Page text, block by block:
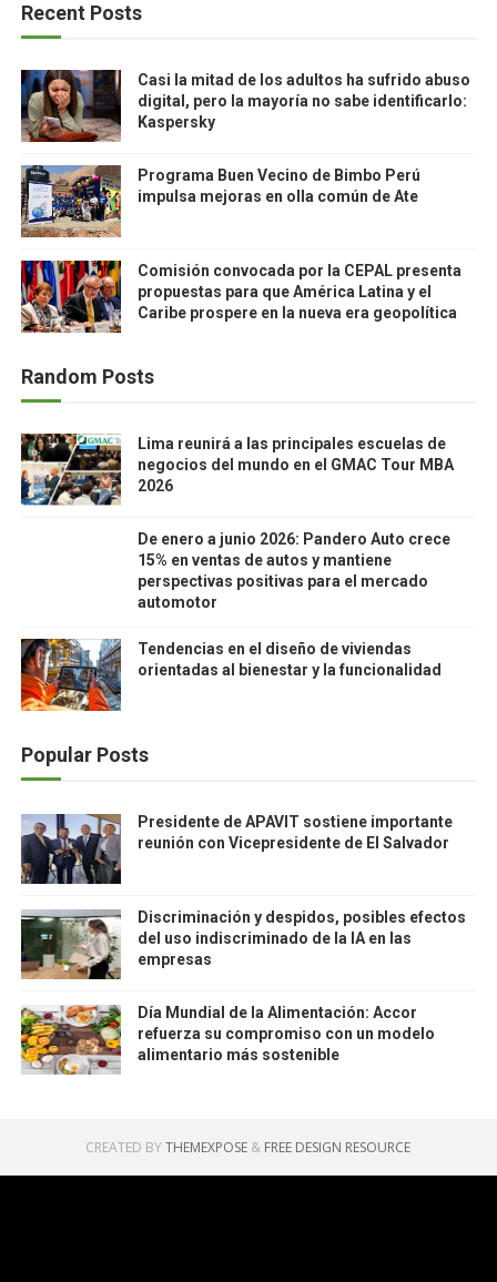
Recent Posts
Casi la mitad de los adultos ha sufrido abuso
digital, pero la mayoría no sabe identificarlo:
Kaspersky
Programa Buen Vecino de Bimbo Perú
impulsa mejoras en olla común de Ate
Comisión convocada por la CEPAL presenta
propuestas para que América Latina y el
Caribe prospere en la nueva era geopolítica
Random Posts
Lima reunirá a las principales escuelas de
negocios del mundo en el GMAC Tour MBA
2026
De enero a junio 2026: Pandero Auto crece
15% en ventas de autos y mantiene
perspectivas positivas para el mercado
automotor
Tendencias en el diseño de viviendas
orientadas al bienestar y la funcionalidad
Popular Posts
Presidente de APAVIT sostiene importante
reunión con Vicepresidente de El Salvador
Discriminación y despidos, posibles efectos
del uso indiscriminado de la IA en las
empresas
Día Mundial de la Alimentación: Accor
refuerza su compromiso con un modelo
alimentario más sostenible
CREATED BYTHEMEXPOSE & FREE DESIGN RESOURCE